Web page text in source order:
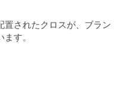
置されたクロスが、ブラ
す。